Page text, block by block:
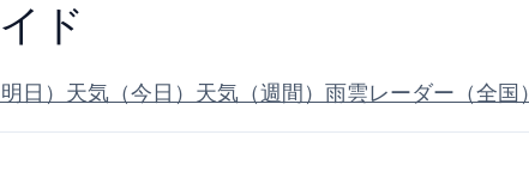
ド
日） 天気（今日） 天気（週間） 雨雲レーダー（全国）